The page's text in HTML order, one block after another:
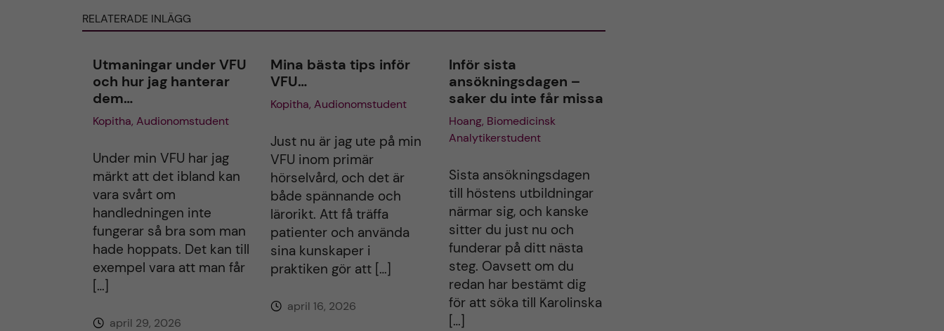
g
t
g
RELATERADE INLÄGG
Utmaningar under VFU
och hur jag hanterar
dem…
Kopitha, Audionomstudent
Under min VFU har jag
märkt att det ibland kan
vara svårt om
handledningen inte
fungerar så bra som man
hade hoppats. Det kan till
exempel vara att man får
[…]
april 29, 2026
Mina bästa tips inför
VFU…
Kopitha, Audionomstudent
Just nu är jag ute på min
VFU inom primär
hörselvård, och det är
både spännande och
lärorikt. Att få träffa
patienter och använda
sina kunskaper i
praktiken gör att […]
april 16, 2026
Inför sista
ansökningsdagen –
saker du inte får missa
Hoang, Biomedicinsk
Analytikerstudent
Sista ansökningsdagen
till höstens utbildningar
närmar sig, och kanske
sitter du just nu och
funderar på ditt nästa
steg. Oavsett om du
redan har bestämt dig
för att söka till Karolinska
[…]